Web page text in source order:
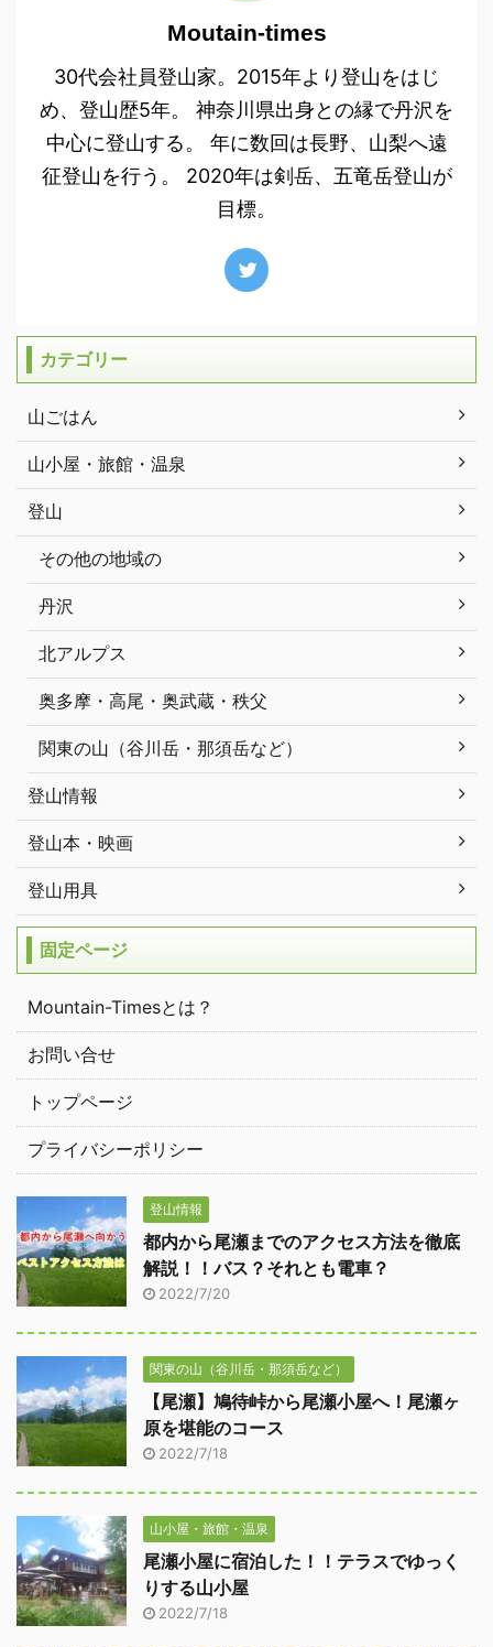
Moutain-times
30代会社員登山家。2015年より登山をはじ
め、登山歴5年。 神奈川県出身との縁で丹沢を
中心に登山する。 年に数回は長野、山梨へ遠
征登山を行う。 2020年は剣岳、五竜岳登山が
目標。
カテゴリー
山ごはん
山小屋・旅館・温泉
登山
その他の地域の
丹沢
北アルプス
奥多摩・高尾・奥武蔵・秩父
関東の山（谷川岳・那須岳など）
登山情報
登山本・映画
登山用具
固定ページ
Mountain-Timesとは？
お問い合せ
トップページ
プライバシーポリシー
登山情報
都内から尾瀬までのアクセス方法を徹底
解説！！バス？それとも電車？
2022/7/20
関東の山（谷川岳・那須岳など）
【尾瀬】鳩待峠から尾瀬小屋へ！尾瀬ヶ
原を堪能のコース
2022/7/18
山小屋・旅館・温泉
尾瀬小屋に宿泊した！！テラスでゆっく
りする山小屋
2022/7/18